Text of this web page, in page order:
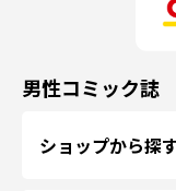
男性コミック誌
ショップから探